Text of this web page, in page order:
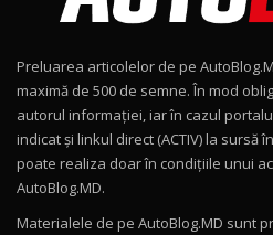
15:22
Mercedes-AMG E
Drive AutoBlog.MD
16:27
11
Noul Volvo ES90
Preluarea articolelor de pe
maximă de 500 de semne. În mod
autorul informației, iar în cazul
indicat și linkul direct (ACTIV) la sursă
poate realiza doar în condițiile unui
AutoBlog.MD.
Materialele de pe AutoBlog.MD sunt